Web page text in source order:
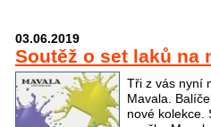
03.06.2019
Soutěž o set laků na
Tři z vás nyní
Mavala.
nové kolekce.